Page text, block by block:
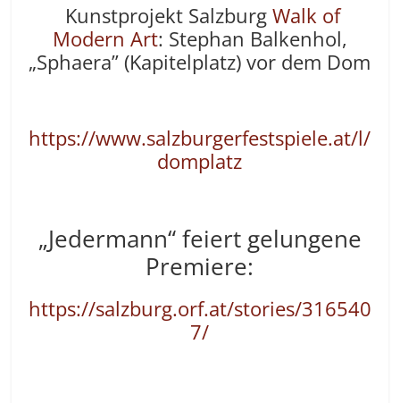
Kunstprojekt Salzburg Walk of
Modern Art: Stephan Balkenhol,
„Sphaera” (Kapitelplatz) vor dem Dom
https://www.salzburgerfestspiele.at/l/
domplatz
„Jedermann“ feiert gelungene
Premiere:
https://salzburg.orf.at/stories/316540
7/